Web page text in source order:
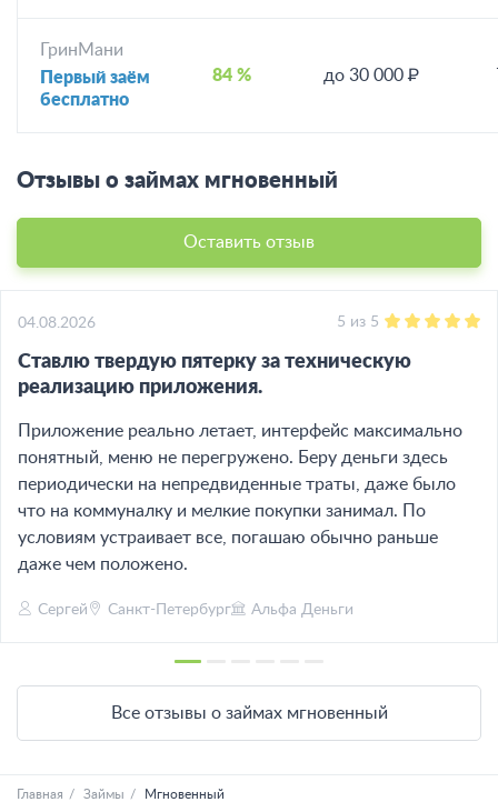
ГринМани
Первый заём
бесплатно
84 % до 30 000 ₽
Отзывы о займах мгновенный
Оставить отзыв
04.08.2026 5 из 5
Ставлю твердую пятерку за техническую
реализацию приложения.
Приложение реально летает, интерфейс максимально
понятный, меню не перегружено. Беру деньги здесь
периодически на непредвиденные траты, даже было
что на коммуналку и мелкие покупки занимал. По
условиям устраивает все, погашаю обычно раньше
даже чем положено.
Сергей Санкт-Петербург Альфа Деньги
Все отзывы о займах мгновенный
Главная Займы Мгновенный